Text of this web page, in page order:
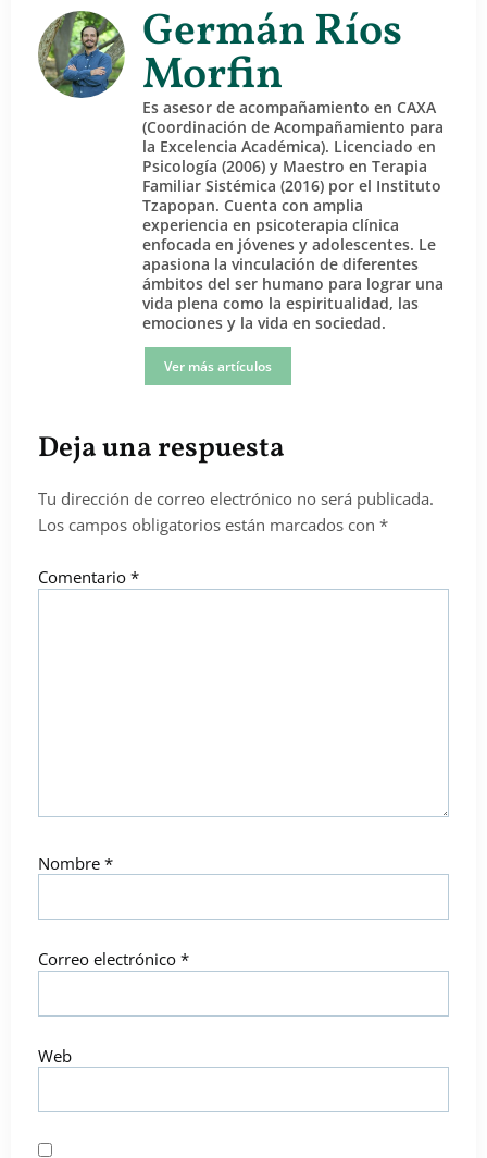
Germán Ríos
Morfin
Es asesor de acompañamiento en CAXA
(Coordinación de Acompañamiento para
la Excelencia Académica). Licenciado en
Psicología (2006) y Maestro en Terapia
Familiar Sistémica (2016) por el Instituto
Tzapopan. Cuenta con amplia
experiencia en psicoterapia clínica
enfocada en jóvenes y adolescentes. Le
apasiona la vinculación de diferentes
ámbitos del ser humano para lograr una
vida plena como la espiritualidad, las
emociones y la vida en sociedad.
Ver más artículos
Deja una respuesta
Tu dirección de correo electrónico no será publicada.
Los campos obligatorios están marcados con *
Comentario *
Nombre *
Correo electrónico *
Web